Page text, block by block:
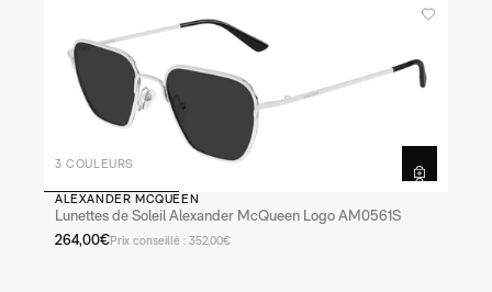
3 COULEURS
ALEXANDER MCQUEEN
Lunettes de Soleil Alexander McQueen Logo AM0561S
264,00€Prix conseillé : 352,00€